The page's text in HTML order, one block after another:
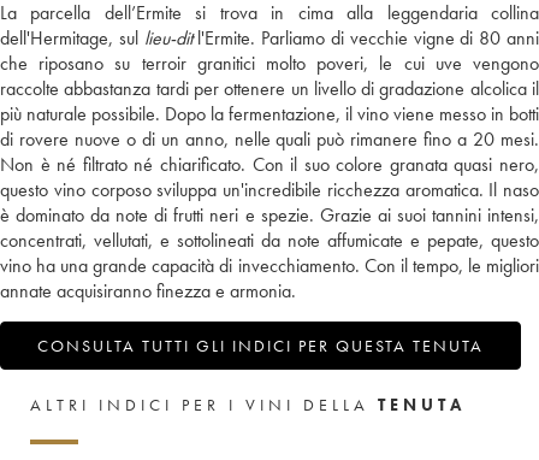
La parcella dell’Ermite si trova in cima alla leggendaria collina
dell'Hermitage, sul lieu-ditl'Ermite. Parliamo di vecchie vigne di 80 anni
che riposano su terroir granitici molto poveri, le cui uve vengono
raccolte abbastanza tardi per ottenere un livello di gradazione alcolica il
più naturale possibile. Dopo la fermentazione, il vino viene messo in botti
di rovere nuove o di un anno, nelle quali può rimanere fino a 20 mesi.
Non è né filtrato né chiarificato. Con il suo colore granata quasi nero,
questo vino corposo sviluppa un'incredibile ricchezza aromatica. Il naso
è dominato da note di frutti neri e spezie. Grazie ai suoi tannini intensi,
concentrati, vellutati, e sottolineati da note affumicate e pepate, questo
vino ha una grande capacità di invecchiamento. Con il tempo, le migliori
annate acquisiranno finezza e armonia.
CONSULTA TUTTI GLI INDICI PER QUESTA TENUTA
ALTRI INDICI PER I VINI DELLA TENUTA